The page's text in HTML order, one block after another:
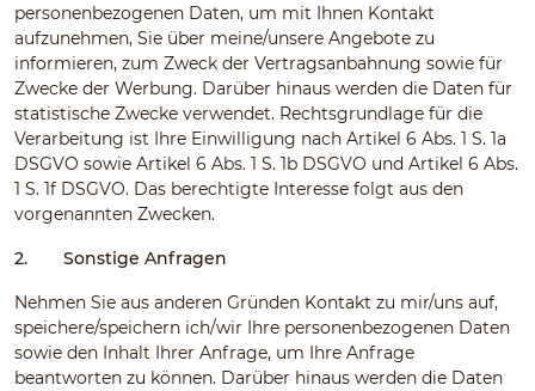
personenbezogenen Daten, um mit Ihnen Kontakt
aufzunehmen, Sie über meine/unsere Angebote zu
informieren, zum Zweck der Vertragsanbahnung sowie für
Zwecke der Werbung. Darüber hinaus werden die Daten für
statistische Zwecke verwendet. Rechtsgrundlage für die
Verarbeitung ist Ihre Einwilligung nach Artikel 6 Abs. 1 S. 1a
DSGVO sowie Artikel 6 Abs. 1 S. 1b DSGVO und Artikel 6 Abs.
1 S. 1f DSGVO. Das berechtigte Interesse folgt aus den
vorgenannten Zwecken.
2. Sonstige Anfragen
Nehmen Sie aus anderen Gründen Kontakt zu mir/uns auf,
speichere/speichern ich/wir Ihre personenbezogenen Daten
sowie den Inhalt Ihrer Anfrage, um Ihre Anfrage
beantworten zu können. Darüber hinaus werden die Daten